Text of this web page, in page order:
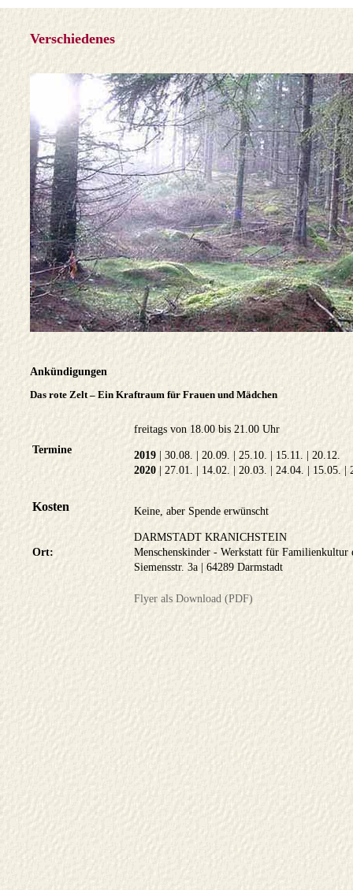
Verschiedenes
Ankündigungen
Das rote Zelt – Ein Kraftraum für Frauen und Mädchen
Termine
freitags von 18.00 bis 21.00 Uhr
2019 | 30.08. | 20.09. | 25.10. | 15.11. | 20.12.
2020 | 27.01. | 14.02. | 20.03. | 24.04. | 15.05. |
Kosten Keine, aber Spende erwünscht
Ort:
DARMSTADT KRANICHSTEIN
Menschenskinder - Werkstatt für Familienkultur
Siemensstr. 3a | 64289 Darmstadt
Flyer als Download (PDF)